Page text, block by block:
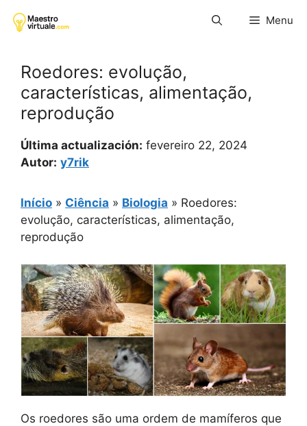
para
Menu
Roedores: evolução,
características, alimentação,
reprodução
Última actualización: fevereiro 22, 2024
Autor: y7rik
Início » Ciência » Biologia » Roedores:
evolução, características, alimentação,
reprodução
Os roedores são uma ordem de mamíferos que